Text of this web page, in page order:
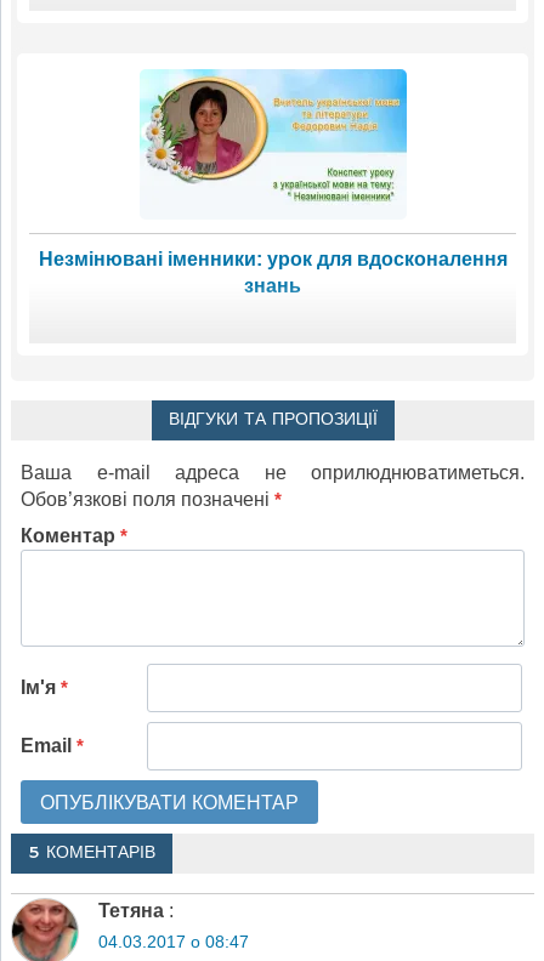
Незмінювані іменники: урок для вдосконалення
знань
ВІДГУКИ ТА ПРОПОЗИЦІЇ
Ваша e-mail адреса не оприлюднюватиметься.
Обов’язкові поля позначені *
Коментар *
Ім'я *
Email *
5 КОМЕНТАРІВ
Тетяна :
04.03.2017 о 08:47